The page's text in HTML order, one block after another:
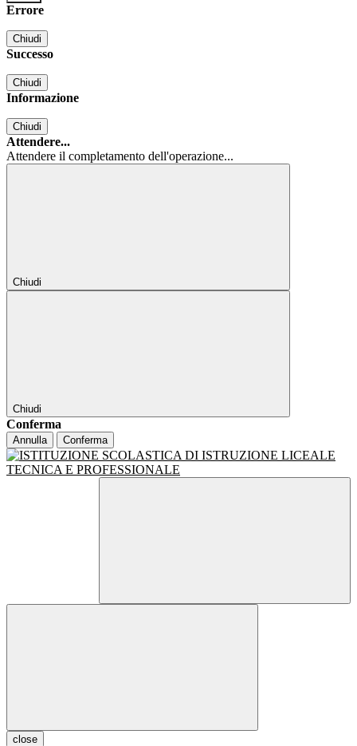
Errore
Chiudi
Successo
Chiudi
Informazione
Chiudi
Attendere...
Attendere il completamento dell'operazione...
Chiudi
Chiudi
Conferma
Annulla Conferma
close